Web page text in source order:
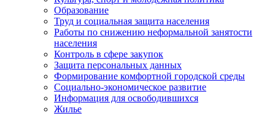
Образование
Труд и социальная защита населения
Работы по снижению неформальной занятости
населения
Контроль в сфере закупок
Защита персональных данных
Формирование комфортной городской среды
Социально-экономическое развитие
Информация для освободившихся
Жилье